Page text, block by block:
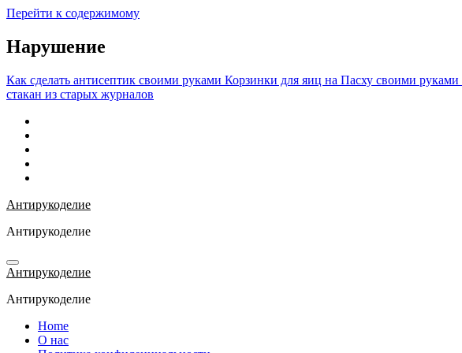
Перейти к содержимому
Нарушение
Как сделать антисептик своими руками Корзинки для яиц на Пасху своими руками
стакан из старых журналов
Антирукоделие
Антирукоделие
Антирукоделие
Антирукоделие
Home
О нас